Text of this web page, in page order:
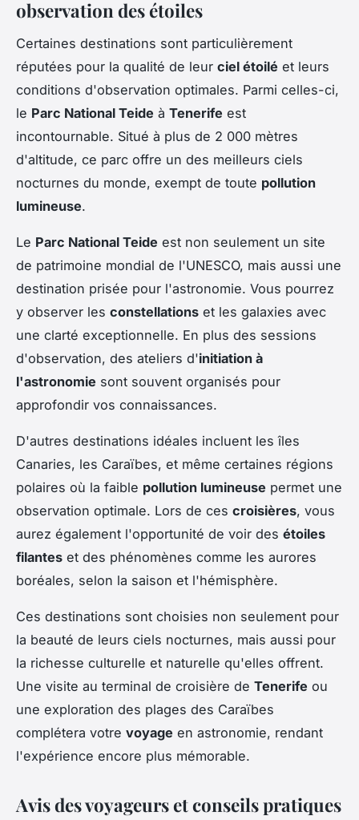
observation des étoiles
Certaines destinations sont particulièrement
réputées pour la qualité de leur ciel étoilé et leurs
conditions d'observation optimales. Parmi celles-ci,
le Parc National Teide à Tenerife est
incontournable. Situé à plus de 2 000 mètres
d'altitude, ce parc offre un des meilleurs ciels
nocturnes du monde, exempt de toute pollution
lumineuse.
Le Parc National Teide est non seulement un site
de patrimoine mondial de l'UNESCO, mais aussi une
destination prisée pour l'astronomie. Vous pourrez
y observer les constellations et les galaxies avec
une clarté exceptionnelle. En plus des sessions
d'observation, des ateliers d'initiation à
l'astronomie sont souvent organisés pour
approfondir vos connaissances.
D'autres destinations idéales incluent les îles
Canaries, les Caraïbes, et même certaines régions
polaires où la faible pollution lumineuse permet une
observation optimale. Lors de ces croisières, vous
aurez également l'opportunité de voir des étoiles
filantes et des phénomènes comme les aurores
boréales, selon la saison et l'hémisphère.
Ces destinations sont choisies non seulement pour
la beauté de leurs ciels nocturnes, mais aussi pour
la richesse culturelle et naturelle qu'elles offrent.
Une visite au terminal de croisière de Tenerife ou
une exploration des plages des Caraïbes
complétera votre voyage en astronomie, rendant
l'expérience encore plus mémorable.
Avis des voyageurs et conseils pratiques